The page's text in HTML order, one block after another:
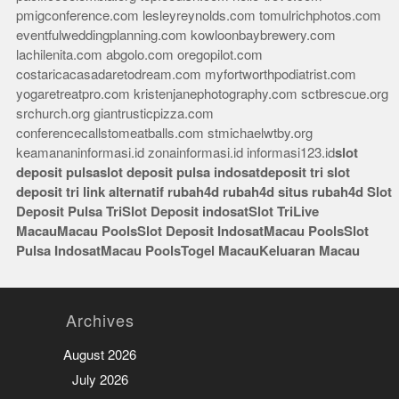
pmigconference.com lesleyreynolds.com tomulrichphotos.com
eventfulweddingplanning.com kowloonbaybrewery.com
lachilenita.com abgolo.com oregopilot.com
costaricacasadaretodream.com myfortworthpodiatrist.com
yogaretreatpro.com kristenjanephotography.com sctbrescue.org
srchurch.org giantrusticpizza.com
conferencecallstomeatballs.com stmichaelwtby.org
keamananinformasi.id zonainformasi.id informasi123.idslot
deposit pulsaslot deposit pulsa indosatdeposit tri slot
deposit tri link alternatif rubah4d rubah4d situs rubah4d Slot
Deposit Pulsa TriSlot Deposit indosatSlot TriLive
MacauMacau PoolsSlot Deposit IndosatMacau PoolsSlot
Pulsa IndosatMacau PoolsTogel MacauKeluaran Macau
Archives
August 2026
July 2026